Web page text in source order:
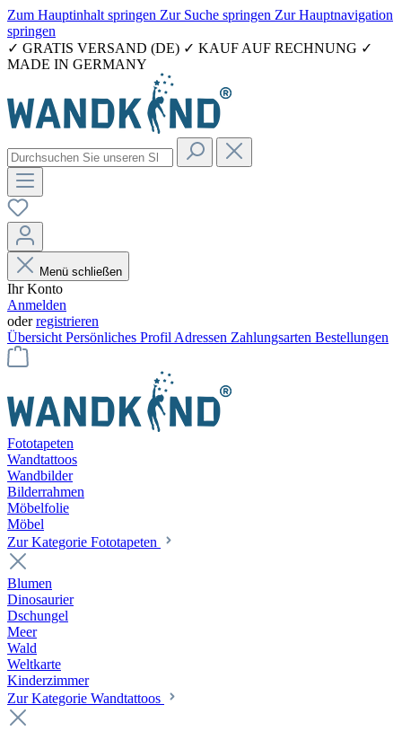
Zum Hauptinhalt springen Zur Suche springen Zur Hauptnavigation
springen
✓ GRATIS VERSAND (DE) ✓ KAUF AUF RECHNUNG ✓
MADE IN GERMANY
Menü schließen
Ihr Konto
Anmelden
oderregistrieren
Übersicht Persönliches Profil Adressen Zahlungsarten Bestellungen
Fototapeten
Wandtattoos
Wandbilder
Bilderrahmen
Möbelfolie
Möbel
Zur Kategorie Fototapeten
Blumen
Dinosaurier
Dschungel
Meer
Wald
Weltkarte
Kinderzimmer
Zur Kategorie Wandtattoos